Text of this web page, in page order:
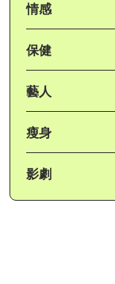
情感
保健
藝人
瘦身
影劇